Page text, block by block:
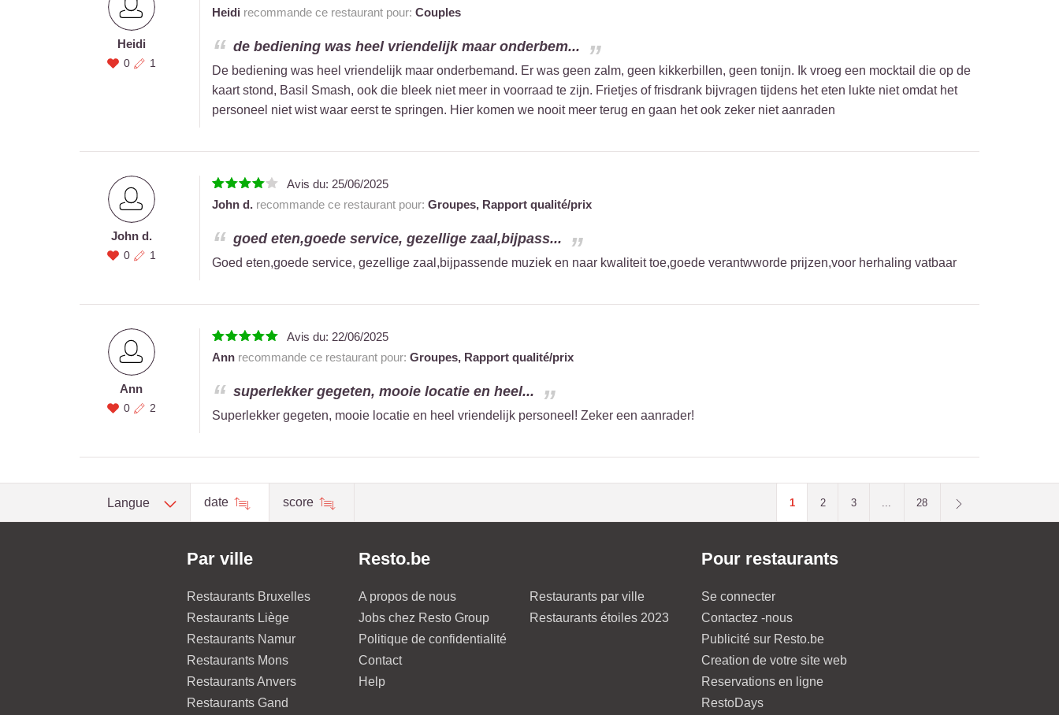
Heidi
0 1
Heidi recommande ce restaurant pour: Couples
de bediening was heel vriendelijk maar onderbem...
De bediening was heel vriendelijk maar onderbemand. Er was geen zalm, geen kikkerbillen, geen tonijn. Ik vroeg een mocktail die op de
kaart stond, Basil Smash, ook die bleek niet meer in voorraad te zijn. Frietjes of frisdrank bijvragen tijdens het eten lukte niet omdat het
personeel niet wist waar eerst te springen. Hier komen we nooit meer terug en gaan het ook zeker niet aanraden
John d.
0 1
Avis du: 25/06/2025
John d.recommande ce restaurant pour: Groupes, Rapport qualité/prix
goed eten,goede service, gezellige zaal,bijpass...
Goed eten,goede service, gezellige zaal,bijpassende muziek en naar kwaliteit toe,goede verantwworde prijzen,voor herhaling vatbaar
Ann
0 2
Avis du: 22/06/2025
Annrecommande ce restaurant pour: Groupes, Rapport qualité/prix
superlekker gegeten, mooie locatie en heel...
Superlekker gegeten, mooie locatie en heel vriendelijk personeel! Zeker een aanrader!
Langue date score 1 2 3 ... 28
Par ville
Restaurants Bruxelles
Restaurants Liège
Restaurants Namur
Restaurants Mons
Restaurants Anvers
Restaurants Gand
Resto.be
A propos de nous
Jobs chez Resto Group
Politique de confidentialité
Contact
Help
Restaurants par ville
Restaurants étoiles 2023
Pour restaurants
Se connecter
Contactez -nous
Publicité sur Resto.be
Creation de votre site web
Reservations en ligne
RestoDays